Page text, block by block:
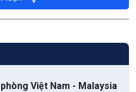
Việt Nam - Malaysia